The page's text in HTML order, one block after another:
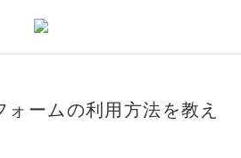
ォームの利用方法を教え